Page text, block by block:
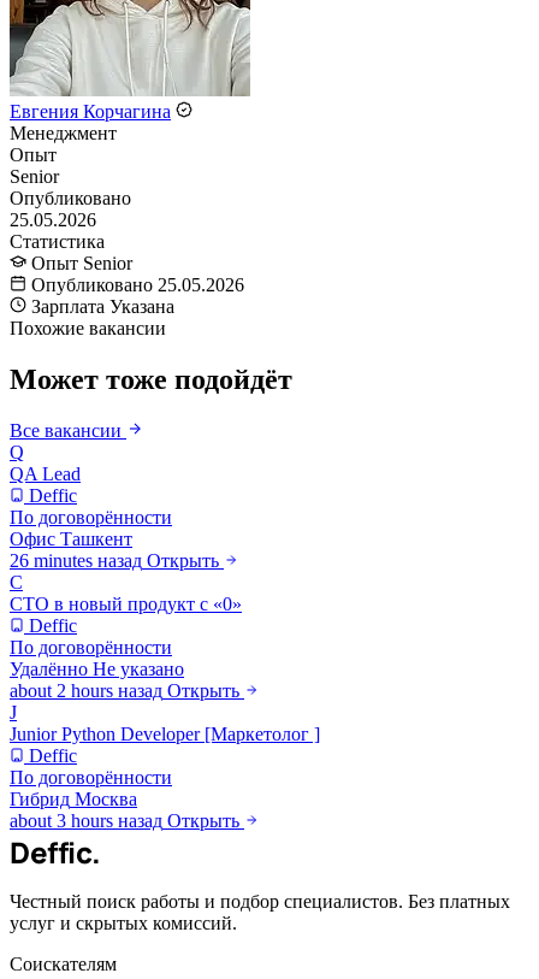
Евгения Корчагина
Менеджмент
Опыт
Senior
Опубликовано
25.05.2026
Статистика
Опыт Senior
Опубликовано 25.05.2026
Зарплата Указана
Похожие вакансии
Может тоже подойдёт
Все вакансии
Q
QA Lead
Deffic
По договорённости
Офис Ташкент
26 minutes назад Открыть
С
СТО в новый продукт с «0»
Deffic
По договорённости
Удалённо Не указано
about 2 hours назад Открыть
J
Junior Python Developer [Маркетолог ]
Deffic
По договорённости
Гибрид Москва
about 3 hours назад Открыть
Deffic.
Честный поиск работы и подбор специалистов. Без платных
услуг и скрытых комиссий.
Соискателям